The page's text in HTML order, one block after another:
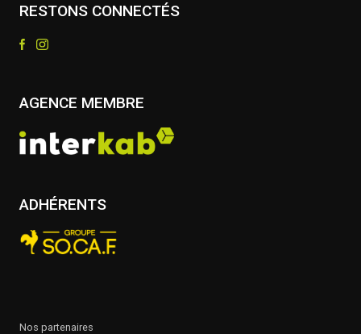
RESTONS CONNECTÉS
AGENCE MEMBRE
ADHÉRENTS
nos partenaires